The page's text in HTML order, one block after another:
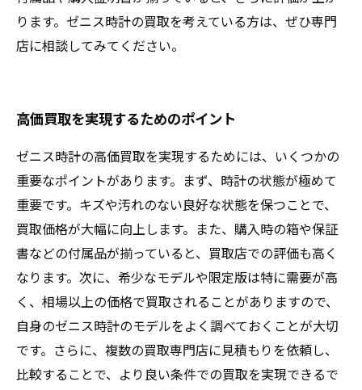
ります。ゼニス時計の買取を考えている方は、ぜひ専門
店に相談してみてください。
高価買取を実現するためのポイント
ゼニス時計の高価買取を実現するためには、いくつかの
重要なポイントがあります。まず、時計の状態が極めて
重要です。キズや汚れのない良好な状態を保つことで、
買取価格が大幅に向上します。また、購入時の箱や保証
書などの付属品が揃っていると、買取店での評価も高く
なります。次に、希少なモデルや限定版は特に需要が高
く、相場以上の価格で買取されることがありますので、
自身のゼニス時計のモデルをよく調べておくことが大切
です。さらに、複数の買取専門店に見積もりを依頼し、
比較することで、より良い条件での買取を実現できるで